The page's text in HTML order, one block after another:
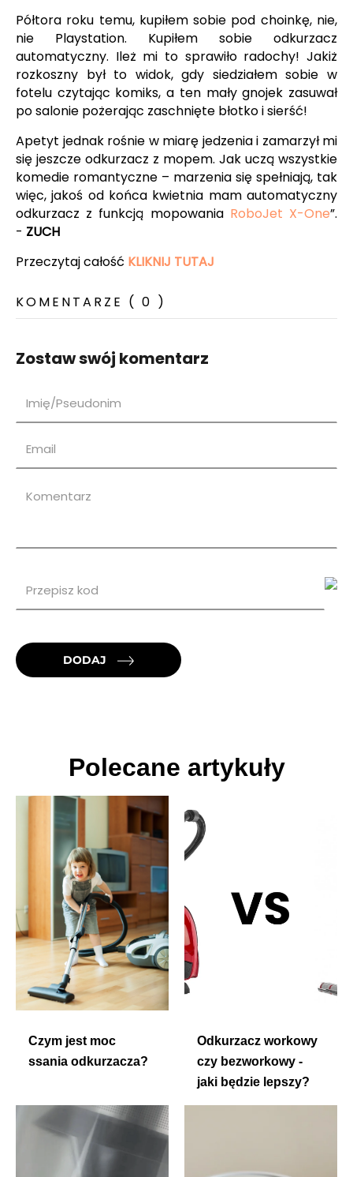
Półtora roku temu, kupiłem sobie pod choinkę, nie,
nie Playstation. Kupiłem sobie odkurzacz
automatyczny. Ileż mi to sprawiło radochy! Jakiż
rozkoszny był to widok, gdy siedziałem sobie w
fotelu czytając komiks, a ten mały gnojek zasuwał
po salonie pożerając zaschnięte błotko i sierść!
Apetyt jednak rośnie w miarę jedzenia i zamarzył mi
się jeszcze odkurzacz z mopem. Jak uczą wszystkie
komedie romantyczne – marzenia się spełniają, tak
więc, jakoś od końca kwietnia mam automatyczny
odkurzacz z funkcją mopowania RoboJet X-One”.
- ZUCH
Przeczytaj całość KLIKNIJ TUTAJ
KOMENTARZE ( 0 )
Zostaw swój komentarz
DODAJ
Polecane artykuły
Czym jest moc
ssania odkurzacza?
Odkurzacz workowy
czy bezworkowy -
jaki będzie lepszy?